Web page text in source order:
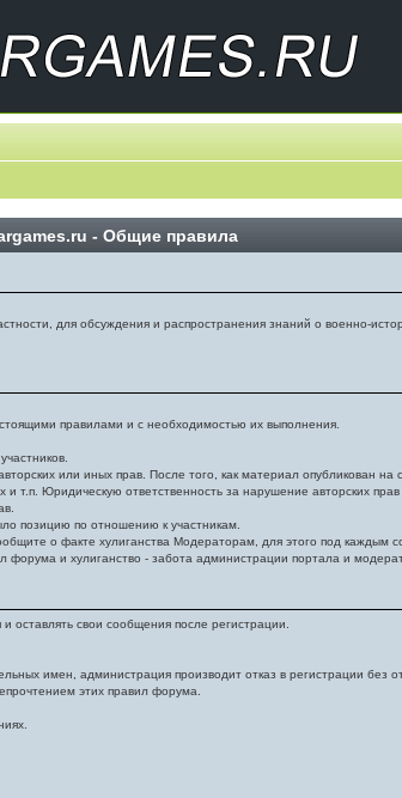
- Общие правила
для обсуждения и распространения знаний о военно-
правилами и с необходимостью их выполнения.
или иных прав. После того, как материал опубликован
т.п. Юридическую ответственность за нарушение авторских
позицию по отношению к участникам.
о факте хулиганства Модераторам, для этого под
и хулиганство - забота администрации портала и
свои сообщения после регистрации.
имен, администрация производит отказ в регистрации без
этих правил форума.